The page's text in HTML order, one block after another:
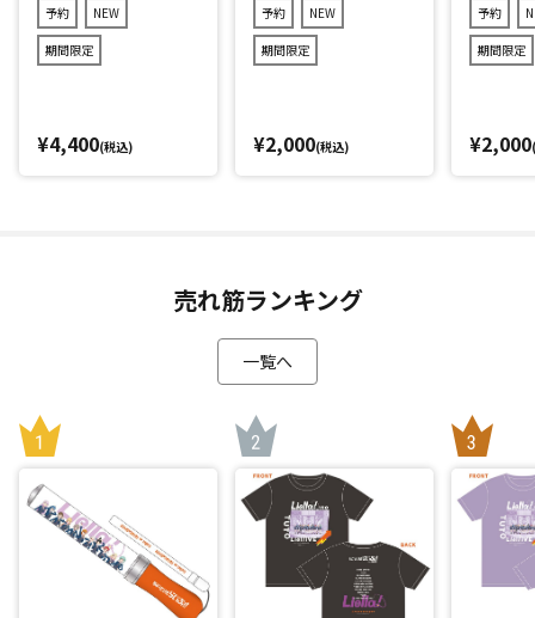
予約 NEW
期間限定
¥4,400(税込)
予約 NEW
期間限定
¥2,000(税込)
予約
期間限定
¥2,000
売れ筋ランキング
一覧へ